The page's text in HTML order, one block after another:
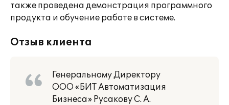
также проведена демонстрация программного
продукта и обучение работе в системе.
Отзыв клиента
Генеральному Директору
ООО «БИТ Автоматизация
Бизнеса» Русакову С. А.